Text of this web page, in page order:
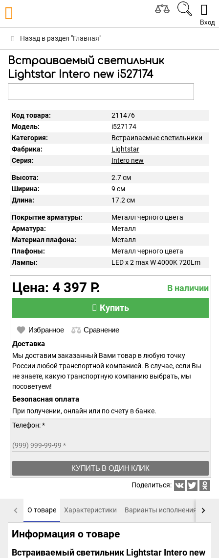
Вход
Назад в раздел "Главная"
Встраиваемый светильник
Lightstar Intero new i527174
Код товара:
211476
Модель:
i527174
Категория:
Встраиваемые светильники
Фабрика:
Lightstar
Серия:
Intero new
Высота:
2.7 см
Ширина:
9 см
Длина:
17.2 см
Покрытие арматуры:
Металл черного цвета
Арматура:
Металл
Материал плафона:
Металл
Плафоны:
Металл черного цвета
Лампы:
LED x 2 max W 4000K 720Lm
Цена: 4 397 Р.
В наличии
Купить
Избранное Сравнение
Доставка
Мы доставим заказанный Вами товар в любую точку
России любой транспортной компанией. В случае, если Вы
не знаете, какую транспортную компанию выбрать, мы
посоветуем!
Безопасная оплата
При получении, онлайн или по счету в банке.
Телефон: *
(999) 999-99-99 *
КУПИТЬ В ОДИН КЛИК
Поделиться:
О товаре Характеристики Варианты исполнения
Информация о товаре
Встраиваемый светильник Lightstar Intero new